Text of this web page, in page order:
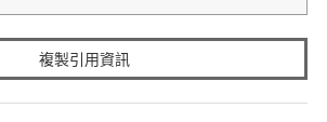
複製引用資訊